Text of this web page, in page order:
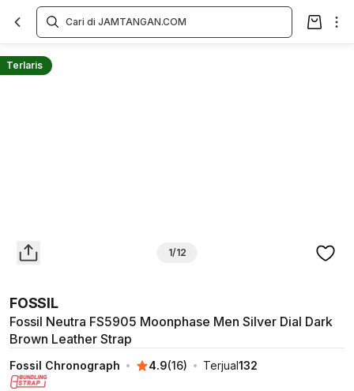
Terlaris
1/12
FOSSIL
Fossil Neutra FS5905 Moonphase Men Silver Dial Dark
Brown Leather Strap
Fossil Chronograph 4.9(16) Terjual132
Overview